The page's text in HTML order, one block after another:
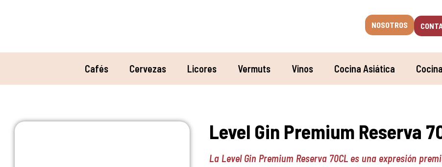
NOSOTROS
Cafés Cervezas Licores Vermuts Vinos Cocina Asiática
Level Gin Premium Reserva
La Level Gin Premium Reserva 70CL es una expresión